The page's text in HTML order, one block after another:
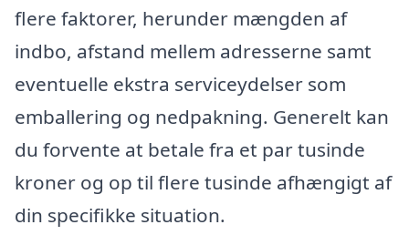
flere faktorer, herunder mængden af
indbo, afstand mellem adresserne samt
eventuelle ekstra serviceydelser som
emballering og nedpakning. Generelt kan
du forvente at betale fra et par tusinde
kroner og op til flere tusinde afhængigt af
din specifikke situation.